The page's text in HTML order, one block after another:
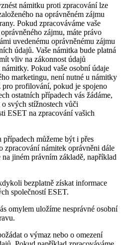
námitku proti zpracování lze
na oprávněném zájmu
Pokud zpracováváme vaše
zájmu, máte právo
uvedenému oprávněnému zájmu
údajů. Vaše námitka bude platná
vliv na zákonnost údajů
Pokud vaše osobní údaje
marketingu, není nutné u námitky
profilování, pokud je spojeno
ostatních případech vás žádáme,
svých stížnostech vůči
ESET na zpracování vašich
můžeme být i přes
zpracování námitek oprávněni dále
jiném právním základě, například
bezplatně získat informace
společností ESET.
omylem uložíme nesprávné osobní
o výmaz nebo o omezení